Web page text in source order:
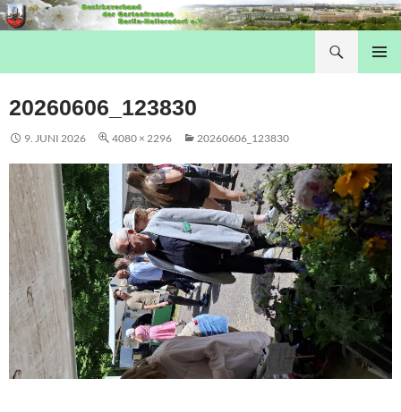
20260606_123830
9. JUNI 2026 4080 × 2296 20260606_123830